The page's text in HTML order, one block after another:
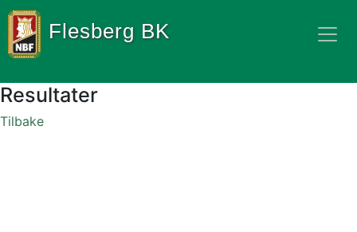
Flesberg BK
Resultater
Tilbake